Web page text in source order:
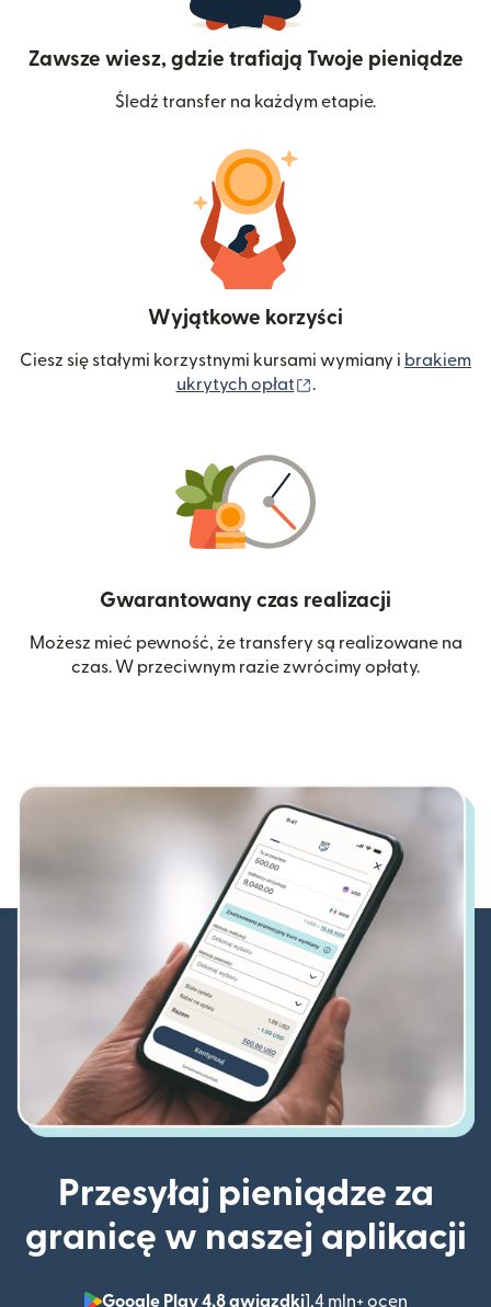
Zawsze wiesz, gdzie trafiają Twoje pieniądze
Śledź transfer na każdym etapie.
Wyjątkowe korzyści
Ciesz się stałymi korzystnymi kursami wymiany i brakiem
ukrytych opłat
.
Gwarantowany czas realizacji
Możesz mieć pewność, że transfery są realizowane na
czas. W przeciwnym razie zwrócimy opłaty.
Przesyłaj pieniądze za
granicę w naszej aplikacji
Google Play 4,8 gwiazdki1,4 mln+ ocen